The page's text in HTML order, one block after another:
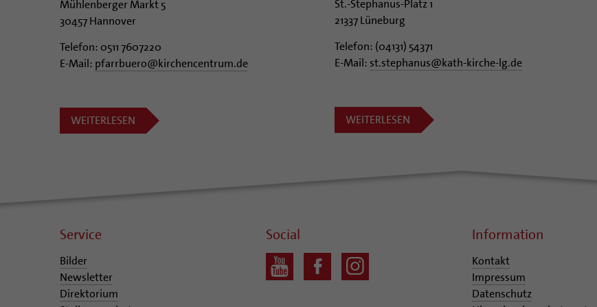
Mühlenberger Markt 5
30457 Hannover
Telefon: 0511 7607220
E-Mail: pfarrbuero@kirchencentrum.de
WEITERLESEN
St.-Stephanus-Platz 1
21337 Lüneburg
Telefon: (04131) 54371
E-Mail: st.stephanus@kath-kirche-lg.de
WEITERLESEN
Service
Bilder
Newsletter
Direktorium
Social Information
Kontakt
Impressum
Datenschutz